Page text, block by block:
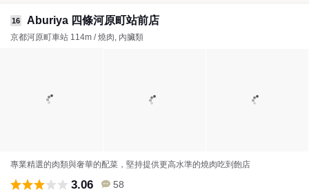
16 Aburiya 四條河原町站前店
京都河原町車站 114m / 燒肉, 內臟類
專業精選的肉類與奢華的配菜，堅持提供更高水準的燒肉吃到飽店
3.06 58